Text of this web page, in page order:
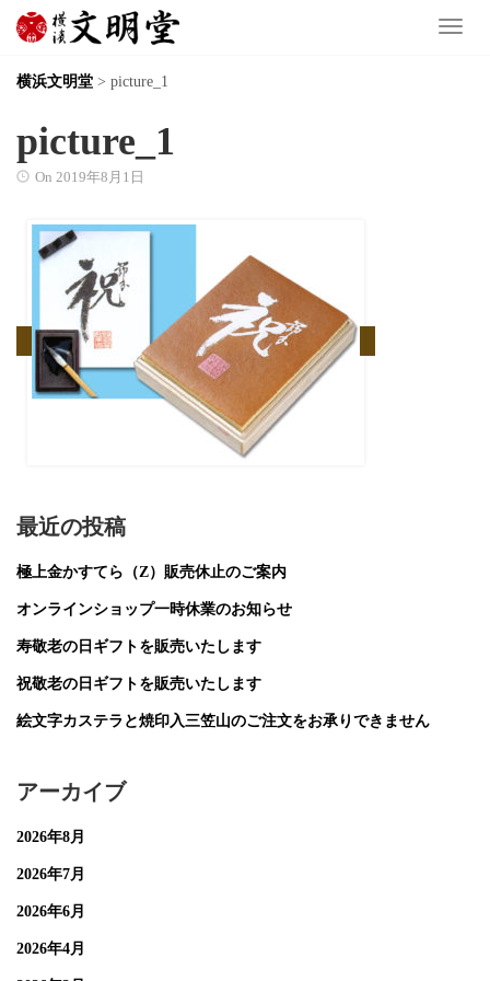
横浜文明堂 > picture_1
picture_1
On 2019年8月1日
最近の投稿
極上金かすてら（Z）販売休止のご案内
オンラインショップ一時休業のお知らせ
寿敬老の日ギフトを販売いたします
祝敬老の日ギフトを販売いたします
絵文字カステラと焼印入三笠山のご注文をお承りできません
アーカイブ
2026年8月
2026年7月
2026年6月
2026年4月